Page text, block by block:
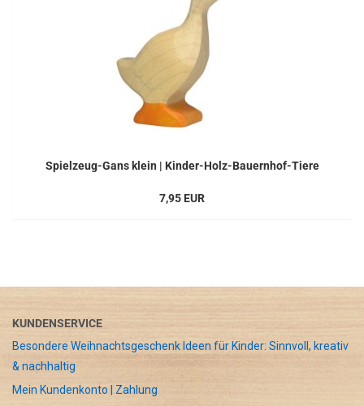
Spielzeug-Gans klein | Kinder-Holz-Bauernhof-Tiere
7,95 EUR
KUNDENSERVICE
Besondere Weihnachtsgeschenk Ideen für Kinder: Sinnvoll, kreativ
& nachhaltig
Mein Kundenkonto | Zahlung